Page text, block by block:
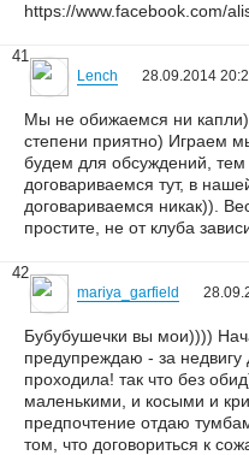
https://www.facebook.com/
41
Lench 28.09.2014
Мы не обижаемся ни
степени приятно) Играем
будем для обсуждений,
договариваемся тут, в
договариваемся никак)).
простите, не от клуба
42
mariya_garfield
Бубубушечки вы мои))))
предупреждаю - за недвигу
проходила! так что без
маленькими, и косыми и
предпочтение отдаю
том, что договориться к